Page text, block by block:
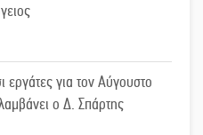
εργάτες για τον Αύγουστο
ο Δ. Σπάρτης